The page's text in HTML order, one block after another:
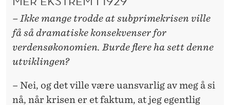
– Ikke mange trodde at subprimekrisen ville
få så dramatiske konsekvenser for
verdensøkonomien. Burde flere ha sett denne
utviklingen?
– Nei, og det ville være uansvarlig av meg å si
nå, når krisen er et faktum, at jeg egentlig